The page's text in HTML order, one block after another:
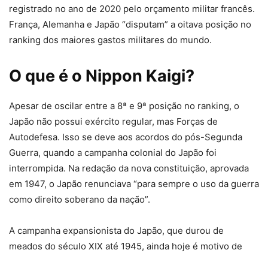
registrado no ano de 2020 pelo orçamento militar francês.
França, Alemanha e Japão “disputam” a oitava posição no
ranking dos maiores gastos militares do mundo.
O que é o Nippon Kaigi?
Apesar de oscilar entre a 8ª e 9ª posição no ranking, o
Japão não possui exército regular, mas Forças de
Autodefesa. Isso se deve aos acordos do pós-Segunda
Guerra, quando a campanha colonial do Japão foi
interrompida. Na redação da nova constituição, aprovada
em 1947, o Japão renunciava “para sempre o uso da guerra
como direito soberano da nação”.
A campanha expansionista do Japão, que durou de
meados do século XIX até 1945, ainda hoje é motivo de